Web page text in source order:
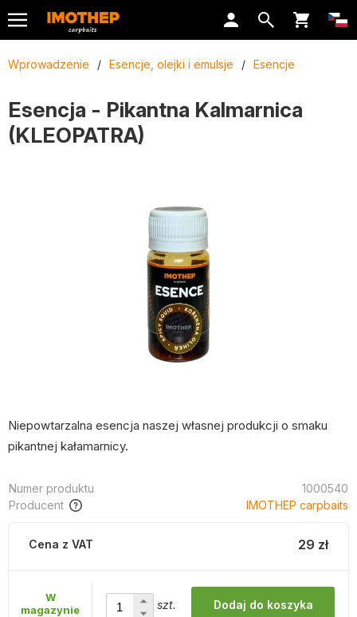
Wprowadzenie / Esencje, olejki i emulsje / Esencje
Esencja - Pikantna Kalmarnica
(KLEOPATRA)
Niepowtarzalna esencja naszej własnej produkcji o smaku
pikantnej kałamarnicy.
Numer produktu
1000540
Producent
IMOTHEP carpbaits
29 zł
Cena z VAT
W
magazynie
szt. Dodaj do koszyka